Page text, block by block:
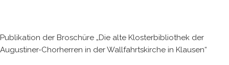
Publikation der Broschüre „Die alte Klosterbibliothek der
Augustiner-Chorherren in der Wallfahrtskirche in Klausen“